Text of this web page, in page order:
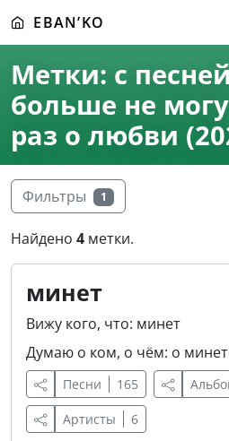
EBAN’KO
Метки: с
больше не
раз о любви
Фильтры 1
Найдено 4 метки.
минет
Вижу кого, что: минет
Думаю о ком, о чём: о
Песни 165
Артисты 6